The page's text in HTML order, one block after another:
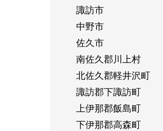
諏訪市
中野市
佐久市
南佐久郡川上村
北佐久郡軽井沢町
諏訪郡下諏訪町
上伊那郡飯島町
下伊那郡高森町